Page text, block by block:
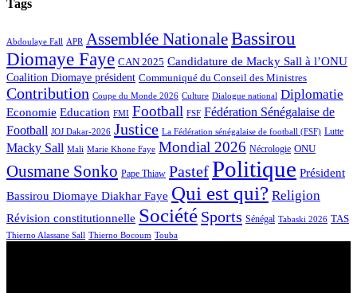
Tags
Abdoulaye Fall APR Assemblée NationaleBassirou
Diomaye Faye CAN 2025 Candidature de Macky Sall à l’ONU
Coalition Diomaye président Communiqué du Conseil des Ministres
Contribution Coupe du Monde 2026 Culture Dialogue national Diplomatie
Economie Education FMI Football FSF Fédération Sénégalaise de
Football JOJ Dakar-2026 Justice La Fédération sénégalaise de football (FSF) Lutte
Macky Sall Mali Marie Khone Faye Mondial 2026 Nécrologie ONU
Ousmane Sonko Pape Thiaw PastefPolitique Président
Bassirou Diomaye Diakhar Faye Qui est qui? Religion
Révision constitutionnelle Société Sports Sénégal Tabaski 2026 TAS
Thierno Alassane Sall Thierno Bocoum Touba